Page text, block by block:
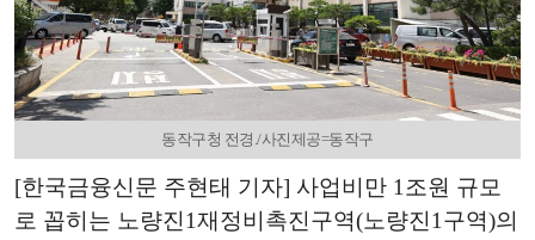
동작구청 전경./사진제공=동작구
[한국금융신문 주현태 기자] 사업비만 1조원 규모
로 꼽히는 노량진1재정비촉진구역(노량진1구역)의